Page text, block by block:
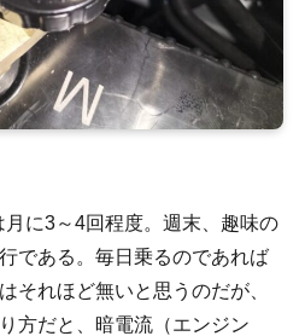
に3～4回程度。週末、趣味の
である。毎日乗るのであれば
それほど無いと思うのだが、
方だと、暗電流（エンジン